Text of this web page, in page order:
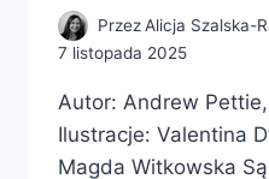
PrzezAlicja Szalska-
7 listopada 2025
Autor: Andrew
Ilustracje: Valentina
Magda Witkowska